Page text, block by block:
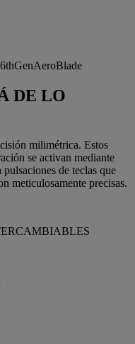
DE LO
milimétrica. Estos
se activan mediante
de teclas que
meticulosamente precisas.